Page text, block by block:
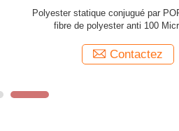
Polyester statique conjugué par
fibre de polyester anti 100
Contactez